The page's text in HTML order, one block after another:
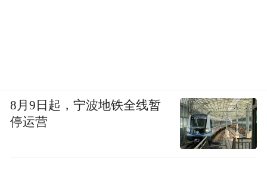
8月9日起，宁波地铁全线暂
停运营